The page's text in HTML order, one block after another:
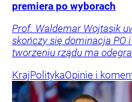
premiera po wyborach
Prof. Waldemar Wojtasik
skończy się dominacja PO
tworzeniu rządu ma
KrajPolitykaOpinie i